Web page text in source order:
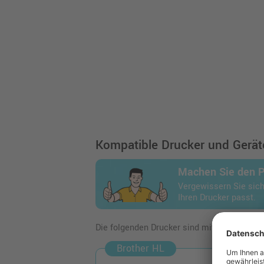
Kompatible Drucker und
Machen Sie den
Vergewissern Sie
Ihren Drucker passt.
Die folgenden Drucker sind mit dem Artikel
Brother HL